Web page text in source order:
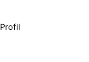
Profil